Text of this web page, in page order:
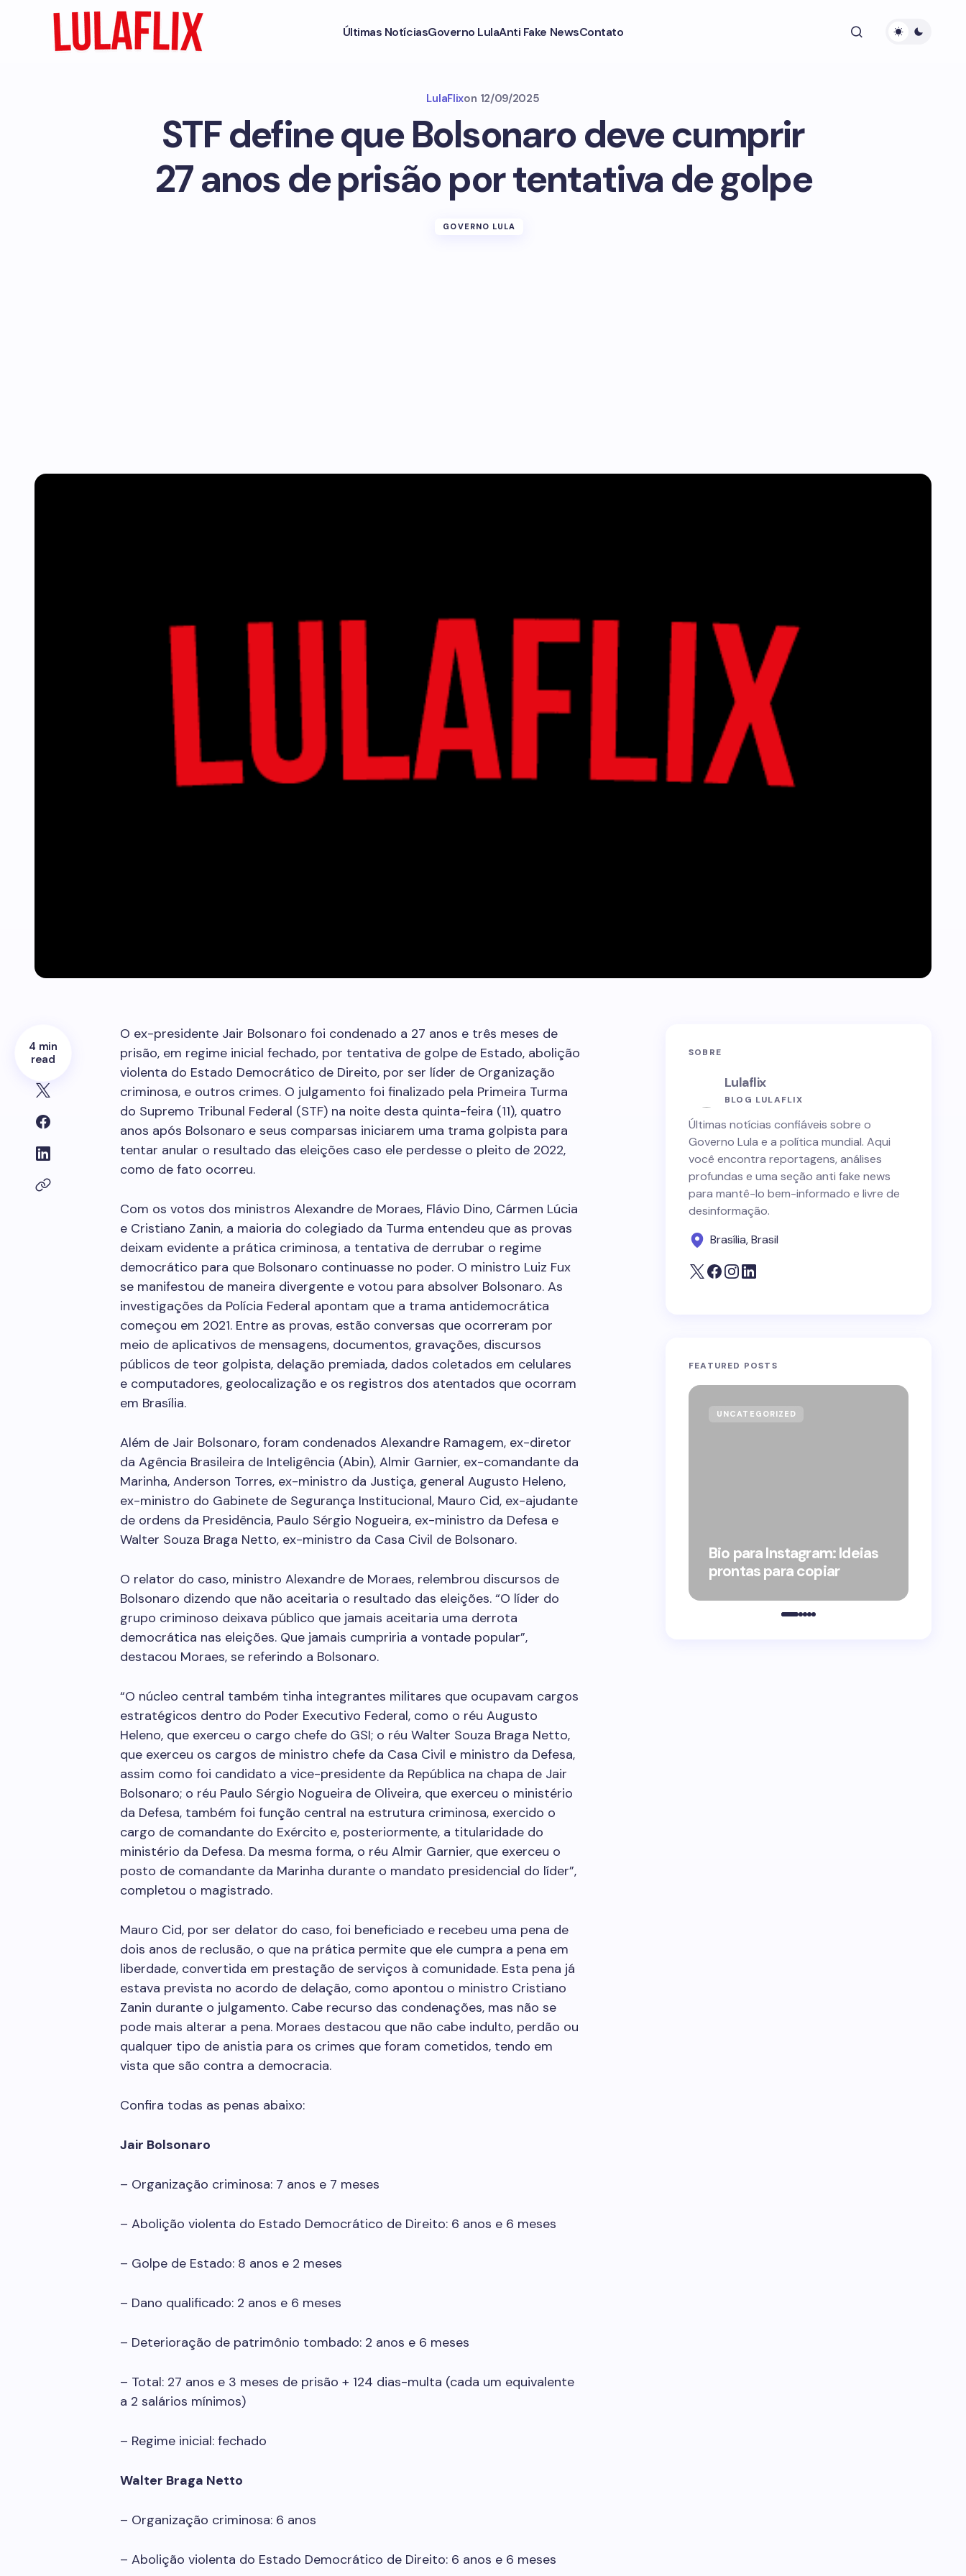
Últimas NotíciasGoverno LulaAnti Fake NewsContato
LulaFlixon 12/09/2025
STF define que Bolsonaro deve cumprir
27 anos de prisão por tentativa de golpe
GOVERNO LULA
4 min
read
O ex-presidente Jair Bolsonaro foi condenado a 27 anos e três meses de
prisão, em regime inicial fechado, por tentativa de golpe de Estado, abolição
violenta do Estado Democrático de Direito, por ser líder de Organização
criminosa, e outros crimes. O julgamento foi finalizado pela Primeira Turma
do Supremo Tribunal Federal (STF) na noite desta quinta-feira (11), quatro
anos após Bolsonaro e seus comparsas iniciarem uma trama golpista para
tentar anular o resultado das eleições caso ele perdesse o pleito de 2022,
como de fato ocorreu.
Com os votos dos ministros Alexandre de Moraes, Flávio Dino, Cármen Lúcia
e Cristiano Zanin, a maioria do colegiado da Turma entendeu que as provas
deixam evidente a prática criminosa, a tentativa de derrubar o regime
democrático para que Bolsonaro continuasse no poder. O ministro Luiz Fux
se manifestou de maneira divergente e votou para absolver Bolsonaro. As
investigações da Polícia Federal apontam que a trama antidemocrática
começou em 2021. Entre as provas, estão conversas que ocorreram por
meio de aplicativos de mensagens, documentos, gravações, discursos
públicos de teor golpista, delação premiada, dados coletados em celulares
e computadores, geolocalização e os registros dos atentados que ocorram
em Brasília.
Além de Jair Bolsonaro, foram condenados Alexandre Ramagem, ex-diretor
da Agência Brasileira de Inteligência (Abin), Almir Garnier, ex-comandante da
Marinha, Anderson Torres, ex-ministro da Justiça, general Augusto Heleno,
ex-ministro do Gabinete de Segurança Institucional, Mauro Cid, ex-ajudante
de ordens da Presidência, Paulo Sérgio Nogueira, ex-ministro da Defesa e
Walter Souza Braga Netto, ex-ministro da Casa Civil de Bolsonaro.
O relator do caso, ministro Alexandre de Moraes, relembrou discursos de
Bolsonaro dizendo que não aceitaria o resultado das eleições. “O líder do
grupo criminoso deixava público que jamais aceitaria uma derrota
democrática nas eleições. Que jamais cumpriria a vontade popular”,
destacou Moraes, se referindo a Bolsonaro.
“O núcleo central também tinha integrantes militares que ocupavam cargos
estratégicos dentro do Poder Executivo Federal, como o réu Augusto
Heleno, que exerceu o cargo chefe do GSI; o réu Walter Souza Braga Netto,
que exerceu os cargos de ministro chefe da Casa Civil e ministro da Defesa,
assim como foi candidato a vice-presidente da República na chapa de Jair
Bolsonaro; o réu Paulo Sérgio Nogueira de Oliveira, que exerceu o ministério
da Defesa, também foi função central na estrutura criminosa, exercido o
cargo de comandante do Exército e, posteriormente, a titularidade do
ministério da Defesa. Da mesma forma, o réu Almir Garnier, que exerceu o
posto de comandante da Marinha durante o mandato presidencial do líder”,
completou o magistrado.
Mauro Cid, por ser delator do caso, foi beneficiado e recebeu uma pena de
dois anos de reclusão, o que na prática permite que ele cumpra a pena em
liberdade, convertida em prestação de serviços à comunidade. Esta pena já
estava prevista no acordo de delação, como apontou o ministro Cristiano
Zanin durante o julgamento. Cabe recurso das condenações, mas não se
pode mais alterar a pena. Moraes destacou que não cabe indulto, perdão ou
qualquer tipo de anistia para os crimes que foram cometidos, tendo em
vista que são contra a democracia.
Confira todas as penas abaixo:
Jair Bolsonaro
– Organização criminosa: 7 anos e 7 meses
– Abolição violenta do Estado Democrático de Direito: 6 anos e 6 meses
– Golpe de Estado: 8 anos e 2 meses
– Dano qualificado: 2 anos e 6 meses
– Deterioração de patrimônio tombado: 2 anos e 6 meses
– Total: 27 anos e 3 meses de prisão + 124 dias-multa (cada um equivalente
a 2 salários mínimos)
– Regime inicial: fechado
Walter Braga Netto
– Organização criminosa: 6 anos
– Abolição violenta do Estado Democrático de Direito: 6 anos e 6 meses
SOBRE
Lulaflix
BLOG LULAFLIX
Últimas notícias confiáveis sobre o
Governo Lula e a política mundial. Aqui
você encontra reportagens, análises
profundas e uma seção anti fake news
para mantê-lo bem-informado e livre de
desinformação.
Brasília, Brasil
FEATURED POSTS
UNCATEGORIZED
Bio para Instagram: Ideias
prontas para copiar